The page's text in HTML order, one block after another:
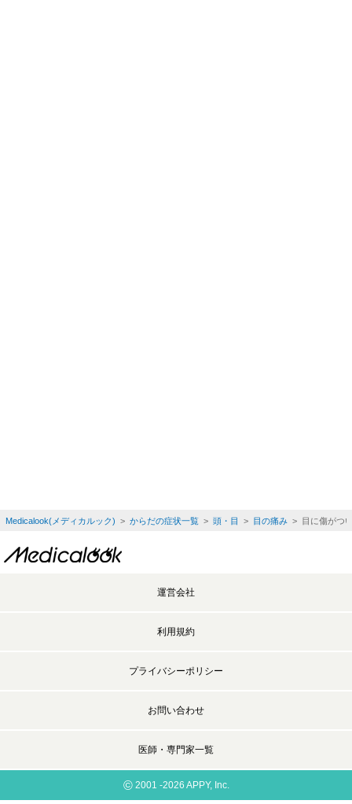
Medicalook(メディカルック) > からだの症状一覧> 頭・目 > 目の痛み> 目に傷がつい
運営会社
利用規約
プライバシーポリシー
お問い合わせ
医師・専門家一覧
©2001 -2026 APPY, Inc.